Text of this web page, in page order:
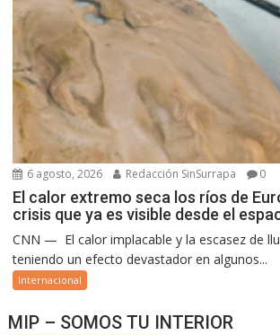
6 agosto, 2026 Redacción SinSurrapa 0
El calor extremo seca los ríos de
crisis que ya es visible desde el
CNN — El calor implacable y la escasez de
teniendo un efecto devastador en algunos...
Internacional
MIP – SOMOS TU INTERIOR